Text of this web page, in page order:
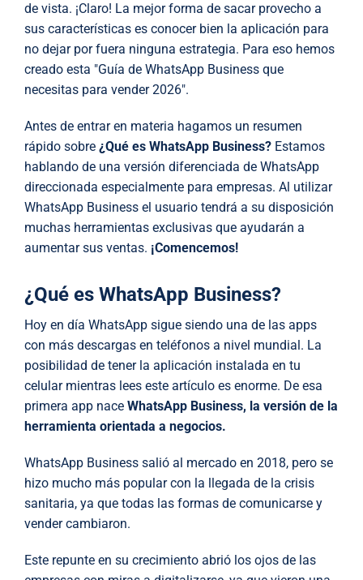
de vista. ¡Claro! La mejor forma de sacar provecho a
sus características es conocer bien la aplicación para
no dejar por fuera ninguna estrategia. Para eso hemos
creado esta "Guía de WhatsApp Business que
necesitas para vender 2026".
Antes de entrar en materia hagamos un resumen
rápido sobre ¿Qué es WhatsApp Business? Estamos
hablando de una versión diferenciada de WhatsApp
direccionada especialmente para empresas. Al utilizar
WhatsApp Business el usuario tendrá a su disposición
muchas herramientas exclusivas que ayudarán a
aumentar sus ventas. ¡Comencemos!
¿Qué es WhatsApp Business?
Hoy en día WhatsApp sigue siendo una de las apps
con más descargas en teléfonos a nivel mundial. La
posibilidad de tener la aplicación instalada en tu
celular mientras lees este artículo es enorme. De esa
primera app nace WhatsApp Business, la versión de la
herramienta orientada a negocios.
WhatsApp Business salió al mercado en 2018, pero se
hizo mucho más popular con la llegada de la crisis
sanitaria, ya que todas las formas de comunicarse y
vender cambiaron.
Este repunte en su crecimiento abrió los ojos de las